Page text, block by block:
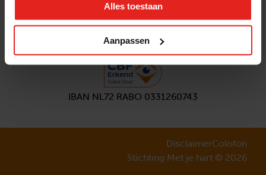
Alles toestaan
Aanpassen
IBAN NL72 RABO 0331260743
DisclaimerColofon
Stichting Met je hart © 2026